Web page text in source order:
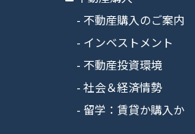
不動産購入のご案内
インベストメント
不動産投資環境
社会＆経済情勢
留学：賃貸か購入か